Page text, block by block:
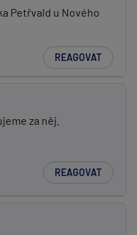
Petřvald u Nového
REAGOVAT
za něj.
REAGOVAT